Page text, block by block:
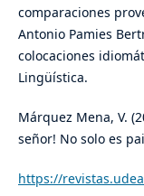
comparaciones
Antonio Pamies
colocaciones
Lingüística.
Márquez Mena, V.
señor! No solo es
https://